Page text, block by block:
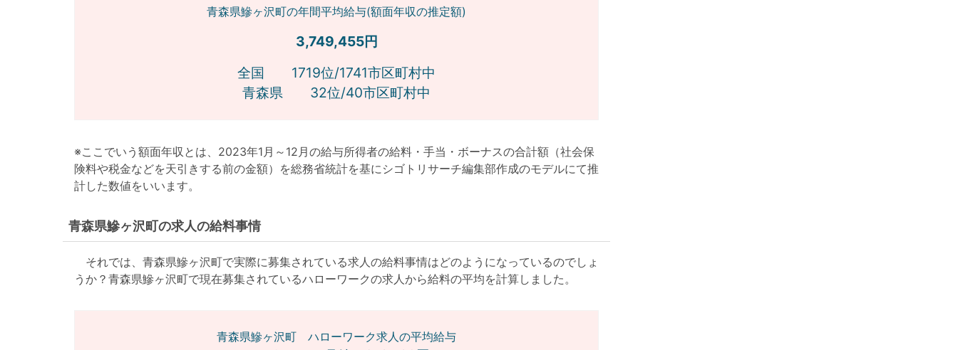
青森県鰺ヶ沢町の年間平均給与(額面年収の推定額)
3,749,455円
全国 1719位/1741市区町村中
青森県 32位/40市区町村中
※ここでいう額面年収とは、2023年1月～12月の給与所得者の給料・手当・ボーナスの合計額（社会保
険料や税金などを天引きする前の金額）を総務省統計を基にシゴトリサーチ編集部作成のモデルにて推
計した数値をいいます。
青森県鰺ヶ沢町の求人の給料事情
それでは、青森県鰺ヶ沢町で実際に募集されている求人の給料事情はどのようになっているのでしょ
うか？青森県鰺ヶ沢町で現在募集されているハローワークの求人から給料の平均を計算しました。
青森県鰺ヶ沢町 ハローワーク求人の平均給与